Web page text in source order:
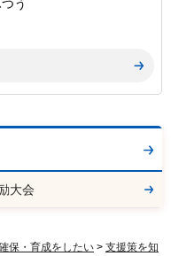
う
大会
保・育成をしたい > 支援策を知